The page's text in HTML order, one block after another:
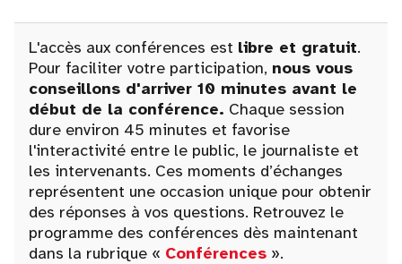
L'accès aux conférences est libre et gratuit.
Pour faciliter votre participation, nous vous
conseillons d'arriver 10 minutes avant le
début de la conférence. Chaque session
dure environ 45 minutes et favorise
l'interactivité entre le public, le journaliste et
les intervenants. Ces moments d’échanges
représentent une occasion unique pour obtenir
des réponses à vos questions. Retrouvez le
programme des conférences dès maintenant
dans la rubrique « Conférences ».